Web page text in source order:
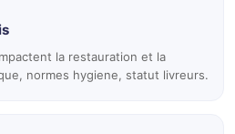
la restauration et la
normes hygiene, statut livreurs.